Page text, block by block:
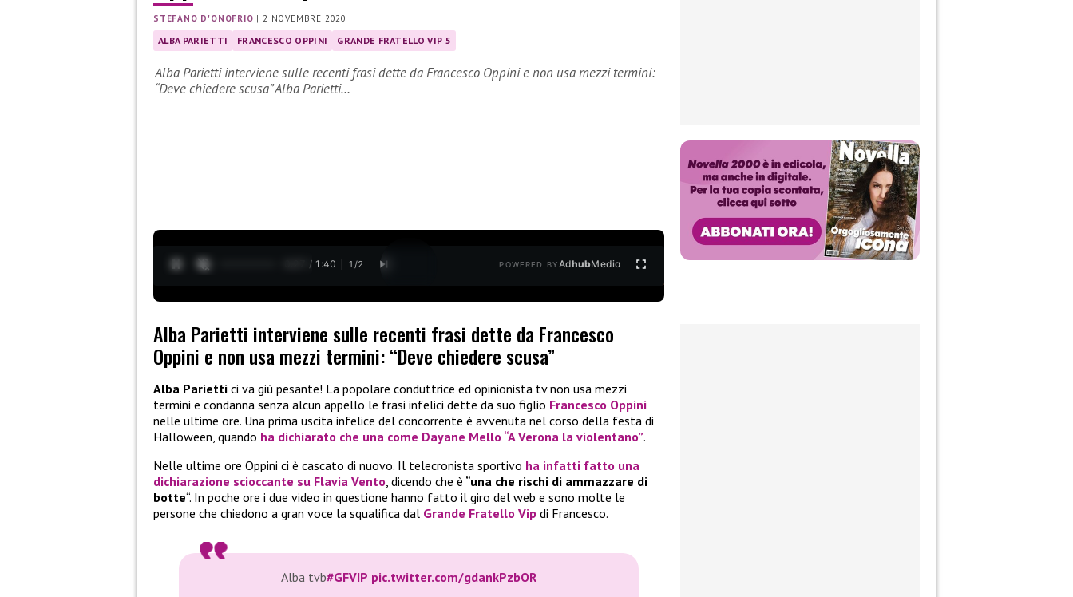
STEFANO D'ONOFRIO |2 NOVEMBRE 2020
ALBA PARIETTI FRANCESCO OPPINI GRANDE FRATELLO VIP 5
Alba Parietti interviene sulle recenti frasi dette da Francesco Oppini e non usa mezzi termini:
“Deve chiedere scusa” Alba Parietti…
0:28 / 1:40 1 /2 POWERED BYAdhubMedia
Alba Parietti interviene sulle recenti frasi dette da Francesco
Oppini e non usa mezzi termini: “Deve chiedere scusa”
Alba Parietti ci va giù pesante! La popolare conduttrice ed opinionista tv non usa mezzi
termini e condanna senza alcun appello le frasi infelici dette da suo figlio Francesco Oppini
nelle ultime ore. Una prima uscita infelice del concorrente è avvenuta nel corso della festa di
Halloween, quando ha dichiarato che una come Dayane Mello “A Verona la violentano”.
Nelle ultime ore Oppini ci è cascato di nuovo. Il telecronista sportivo ha infatti fatto una
dichiarazione scioccante su Flavia Vento, dicendo che è “una che rischi di ammazzare di
botte“. In poche ore i due video in questione hanno fatto il giro del web e sono molte le
persone che chiedono a gran voce la squalifica dal Grande Fratello Vip di Francesco.
Alba tvb#GFVIP pic.twitter.com/gdankPzbOR